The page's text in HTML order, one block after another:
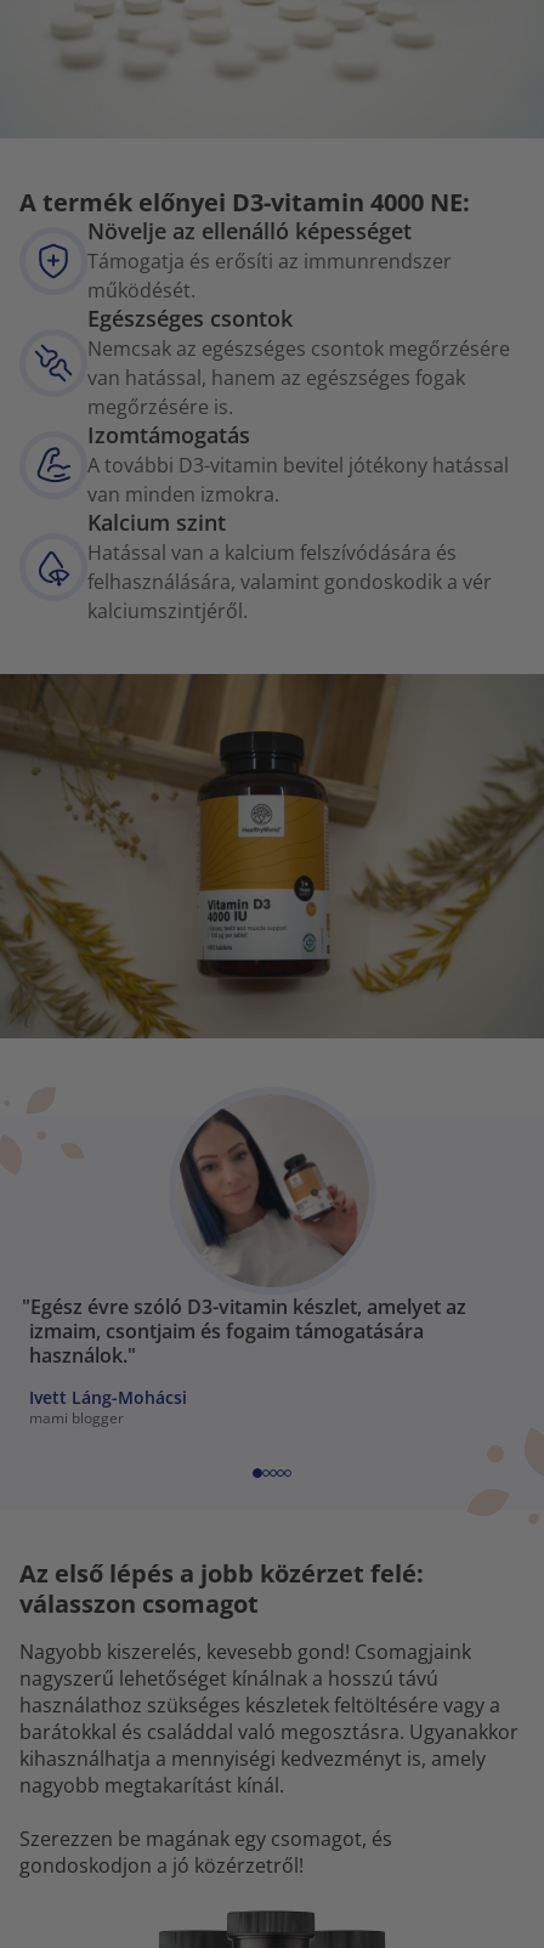
A termék előnyei D3-vitamin 4000 NE:
Növelje az ellenálló képességet
Támogatja és erősíti az immunrendszer
működését.
Egészséges csontok
Nemcsak az egészséges csontok megőrzésére
van hatással, hanem az egészséges fogak
megőrzésére is.
Izomtámogatás
A további D3-vitamin bevitel jótékony hatással
van minden izmokra.
Kalcium szint
Hatással van a kalcium felszívódására és
felhasználására, valamint gondoskodik a vér
kalciumszintjéről.
"Egész évre szóló D3-vitamin készlet, amelyet az
izmaim, csontjaim és fogaim támogatására
használok."
Ivett Láng-Mohácsi
mami blogger
Az első lépés a jobb közérzet felé:
válasszon csomagot
Nagyobb kiszerelés, kevesebb gond! Csomagjaink
nagyszerű lehetőséget kínálnak a hosszú távú
használathoz szükséges készletek feltöltésére vagy a
barátokkal és családdal való megosztásra. Ugyanakkor
kihasználhatja a mennyiségi kedvezményt is, amely
nagyobb megtakarítást kínál.
Szerezzen be magának egy csomagot, és
gondoskodjon a jó közérzetről!